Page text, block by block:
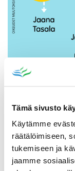
Tämä sivusto
Käytämme
räätälöimiseen,
tukemiseen ja
jaamme
Katso